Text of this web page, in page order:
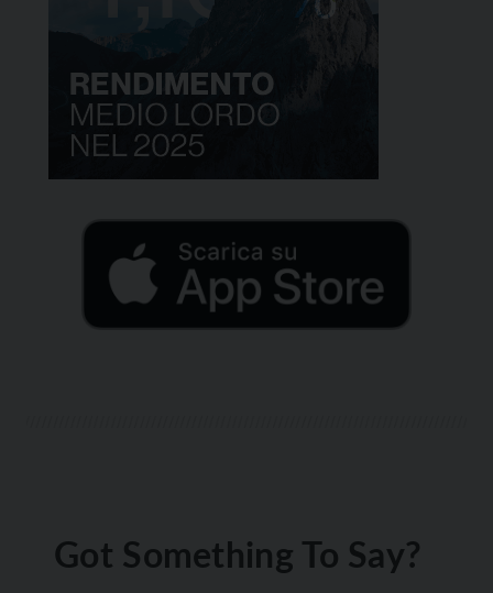
Got Something To Say?